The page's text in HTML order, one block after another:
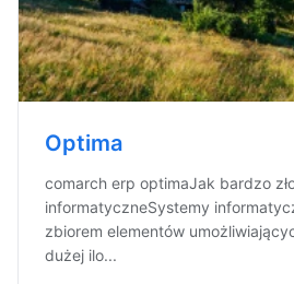
Optima
comarch erp optimaJak bardzo
informatyczneSystemy
zbiorem elementów
dużej ilo...